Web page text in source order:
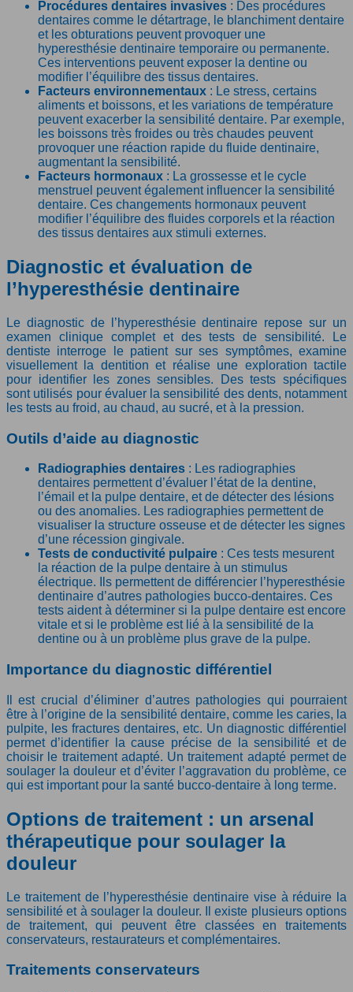
Procédures dentaires invasives : Des procédures
dentaires comme le détartrage, le blanchiment dentaire
et les obturations peuvent provoquer une
hyperesthésie dentinaire temporaire ou permanente.
Ces interventions peuvent exposer la dentine ou
modifier l’équilibre des tissus dentaires.
Facteurs environnementaux : Le stress, certains
aliments et boissons, et les variations de température
peuvent exacerber la sensibilité dentaire. Par exemple,
les boissons très froides ou très chaudes peuvent
provoquer une réaction rapide du fluide dentinaire,
augmentant la sensibilité.
Facteurs hormonaux : La grossesse et le cycle
menstruel peuvent également influencer la sensibilité
dentaire. Ces changements hormonaux peuvent
modifier l’équilibre des fluides corporels et la réaction
des tissus dentaires aux stimuli externes.
Diagnostic et évaluation de
l’hyperesthésie dentinaire
Le diagnostic de l’hyperesthésie dentinaire repose sur un
examen clinique complet et des tests de sensibilité. Le
dentiste interroge le patient sur ses symptômes, examine
visuellement la dentition et réalise une exploration tactile
pour identifier les zones sensibles. Des tests spécifiques
sont utilisés pour évaluer la sensibilité des dents, notamment
les tests au froid, au chaud, au sucré, et à la pression.
Outils d’aide au diagnostic
Radiographies dentaires : Les radiographies
dentaires permettent d’évaluer l’état de la dentine,
l’émail et la pulpe dentaire, et de détecter des lésions
ou des anomalies. Les radiographies permettent de
visualiser la structure osseuse et de détecter les signes
d’une récession gingivale.
Tests de conductivité pulpaire : Ces tests mesurent
la réaction de la pulpe dentaire à un stimulus
électrique. Ils permettent de différencier l’hyperesthésie
dentinaire d’autres pathologies bucco-dentaires. Ces
tests aident à déterminer si la pulpe dentaire est encore
vitale et si le problème est lié à la sensibilité de la
dentine ou à un problème plus grave de la pulpe.
Importance du diagnostic différentiel
Il est crucial d’éliminer d’autres pathologies qui pourraient
être à l’origine de la sensibilité dentaire, comme les caries, la
pulpite, les fractures dentaires, etc. Un diagnostic différentiel
permet d’identifier la cause précise de la sensibilité et de
choisir le traitement adapté. Un traitement adapté permet de
soulager la douleur et d’éviter l’aggravation du problème, ce
qui est important pour la santé bucco-dentaire à long terme.
Options de traitement : un arsenal
thérapeutique pour soulager la
douleur
Le traitement de l’hyperesthésie dentinaire vise à réduire la
sensibilité et à soulager la douleur. Il existe plusieurs options
de traitement, qui peuvent être classées en traitements
conservateurs, restaurateurs et complémentaires.
Traitements conservateurs